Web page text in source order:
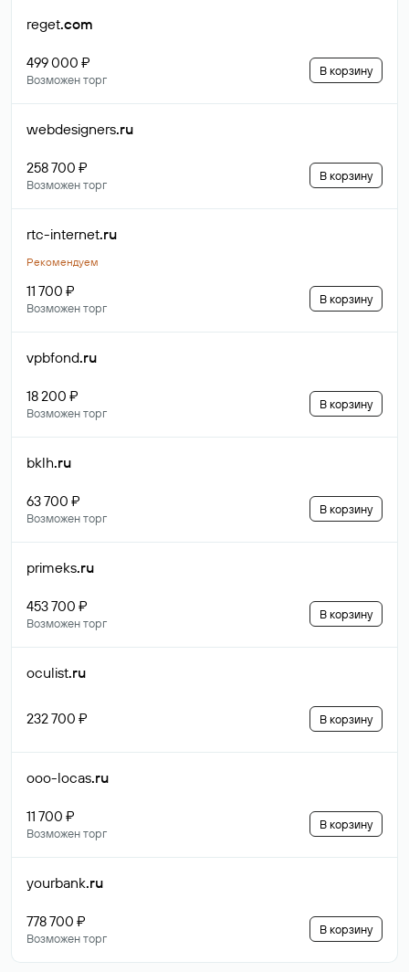
reget.com
499 000 ₽
Возможен торг
В корзину
webdesigners.ru
258 700 ₽
Возможен торг
В корзину
rtc-internet.ru
Рекомендуем
11 700 ₽
Возможен торг
В корзину
vpbfond.ru
18 200 ₽
Возможен торг
В корзину
bklh.ru
63 700 ₽
Возможен торг
В корзину
primeks.ru
453 700 ₽
Возможен торг
В корзину
oculist.ru
232 700 ₽ В корзину
ooo-locas.ru
11 700 ₽
Возможен торг
В корзину
yourbank.ru
778 700 ₽
Возможен торг
В корзину